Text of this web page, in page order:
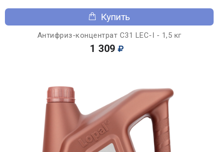
Купить
Антифриз-концентрат C31 LEC-I - 1,5 кг
1 309